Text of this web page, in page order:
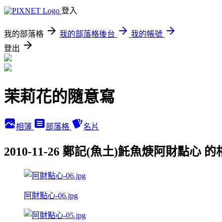
登入
我的部落格 我的部落格後台
我的帳號
登出
茉莉花的隨意寫
相簿 部落格 名片
2010-11-26 鄭記(魚土)魠魚焿阿財點心 的
阿財點心-06.jpg